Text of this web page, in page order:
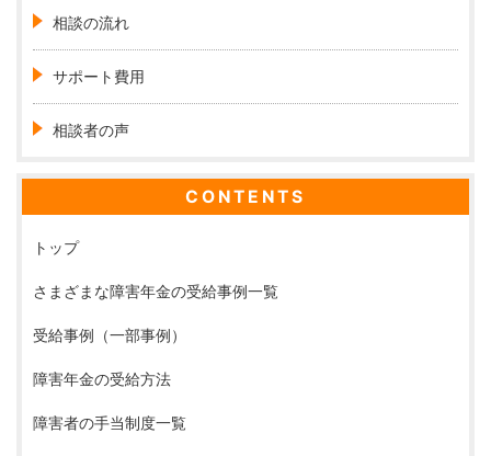
相談の流れ
サポート費用
相談者の声
CONTENTS
トップ
さまざまな障害年金の受給事例一覧
受給事例（一部事例）
障害年金の受給方法
障害者の手当制度一覧